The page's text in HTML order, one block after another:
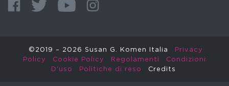
©2019 – 2026 Susan G. Komen Italia
Privacy
Policy
Cookie Policy Regolamenti
Condizioni
D'uso
Politiche di reso Credits